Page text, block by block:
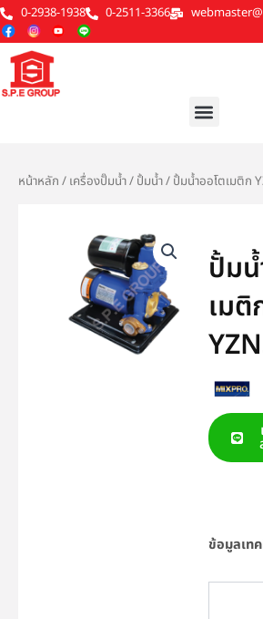
Skip
to
content
0-2938-1938 0-2511-3366
Menu
หน้าหลัก / เครื่องปั๊มน้ำ/ ปั้มน้ำ/ ปั้มน้ำออโตเมติก
ปั้ม
เมติ
ข้อมูลเท